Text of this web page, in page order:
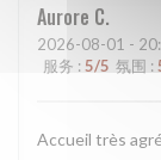
Aurore C
2026-08-01 -
服务 : 5/5 氛围 :
Accueil très